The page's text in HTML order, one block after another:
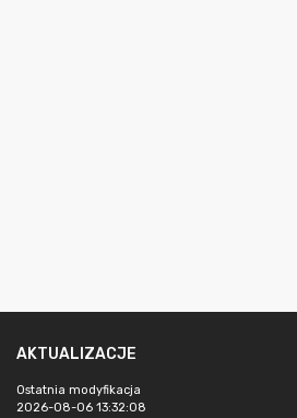
AKTUALIZACJE
Ostatnia modyfikacja
2026-08-06 13:32:08